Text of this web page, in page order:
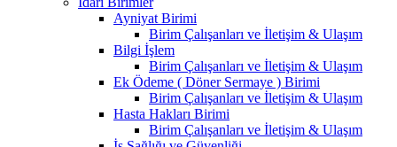
Ayniyat Birimi
Birim Çalışanları ve İletişim & Ulaşım
Bilgi İşlem
Birim Çalışanları ve İletişim & Ulaşım
Ek Ödeme ( Döner Sermaye ) Birimi
Birim Çalışanları ve İletişim & Ulaşım
Hasta Hakları Birimi
Birim Çalışanları ve İletişim & Ulaşım